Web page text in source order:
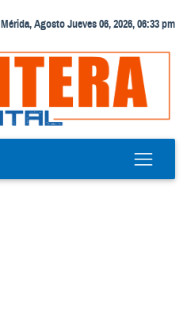
Mérida, Agosto Jueves 06, 2026, 06:33 pm